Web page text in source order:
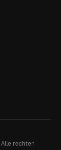
Alle rechten